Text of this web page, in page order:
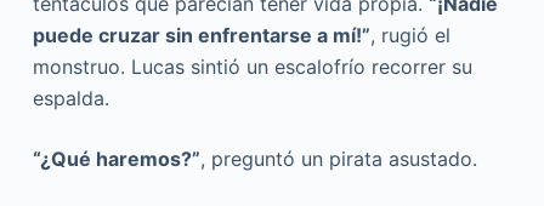
puede cruzar sin enfrentarse a mí!”, rugió el
monstruo. Lucas sintió un escalofrío recorrer su
espalda.
“¿Qué haremos?”, preguntó un pirata asustado.